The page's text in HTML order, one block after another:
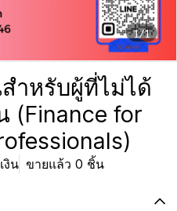
1/1
ำหรับผู้ที่ไม่ได้
(Finance for
งิน ขายแล้ว 0 ชิ้น